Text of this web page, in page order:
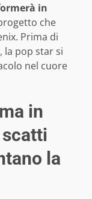
in
che
Prima di
la pop star si
nel cuore
in
la